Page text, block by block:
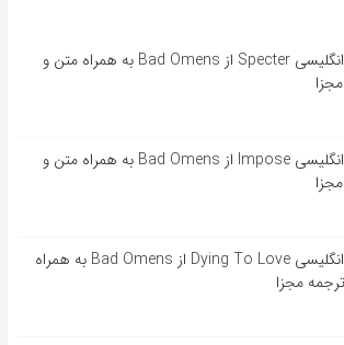
آهنگ انگلیسی Specter از Bad Omens به همراه متن و
آهنگ انگلیسی Impose از Bad Omens به همراه متن و
آهنگ انگلیسی Dying To Love از Bad Omens به همراه
مجزا